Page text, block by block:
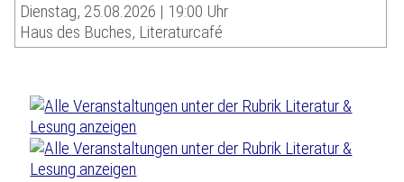
Dienstag, 25.08.2026 | 19:00 Uhr
Haus des Buches, Literaturcafé